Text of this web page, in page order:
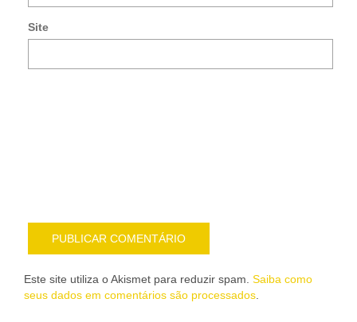
Site
Este site utiliza o Akismet para reduzir spam. Saiba como
seus dados em comentários são processados